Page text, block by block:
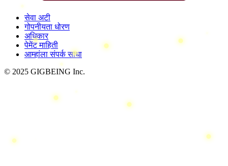
सेवा अटी
गोपनीयता धोरण
अधिकार
पेमेंट माहिती
आम्हांला संपर्क साधा
© 2025 GIGBEING Inc.